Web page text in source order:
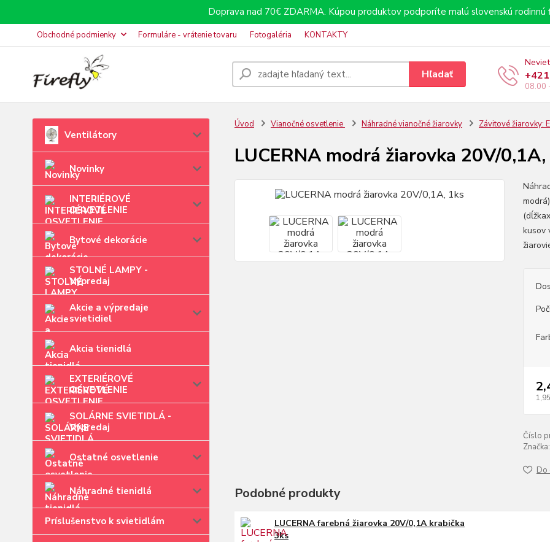
Doprava nad 70€ ZDARMA. Kúpou produktov podporíte malú slovenskú rodinnú
Obchodné podmienky Formuláre - vrátenie tovaru Fotogaléria KONTAKTY
Hľadať
08.00
Ventilátory
Novinky
INTERIÉROVÉ
OSVETLENIE
Bytové dekorácie
STOLNÉ LAMPY -
Výpredaj
Akcie a výpredaje
svietidiel
Akcia tienidlá
EXTERIÉROVÉ
OSVETLENIE
SOLÁRNE SVIETIDLÁ -
Výpredaj
Ostatné osvetlenie
Náhradné tienidlá
Príslušenstvo k svietidlám
Úvod Vianočné osvetlenie Náhradné vianočné žiarovky Závitové žiarovky:
LUCERNA modrá žiarovka 20V/
kusov
Číslo
Značka:
Do
Podobné produkty
LUCERNA farebná žiarovka 20V/0,1A krabička
3ks